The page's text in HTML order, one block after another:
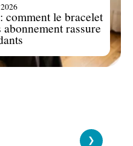
comment le bracelet
rassure